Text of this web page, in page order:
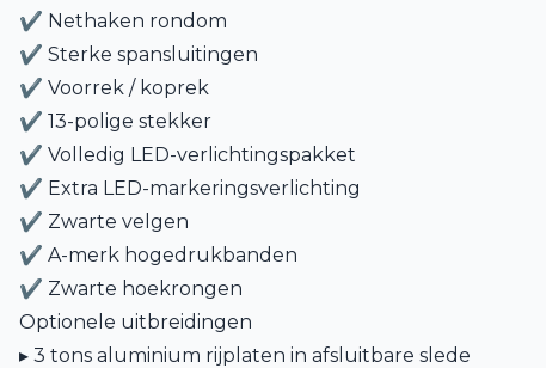
✔ Nethaken rondom
✔ Sterke spansluitingen
✔ Voorrek / koprek
✔ 13-polige stekker
✔ Volledig LED-verlichtingspakket
✔ Extra LED-markeringsverlichting
✔ Zwarte velgen
✔ A-merk hogedrukbanden
✔ Zwarte hoekrongen
Optionele uitbreidingen
▸ 3 tons aluminium rijplaten in afsluitbare slede